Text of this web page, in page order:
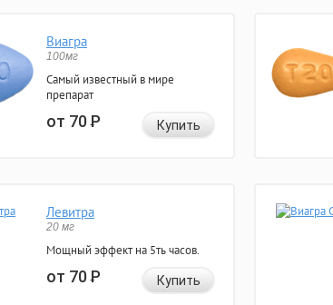
Виагра
100мг
Самый известный в мире
препарат
от 70Р Купить
Левитра
20 мг
Мощный эффект на 5ть часов.
от 70Р Купить